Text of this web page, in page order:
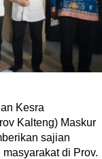
Kesra
Kalteng) Maskur
sajian
di Prov.